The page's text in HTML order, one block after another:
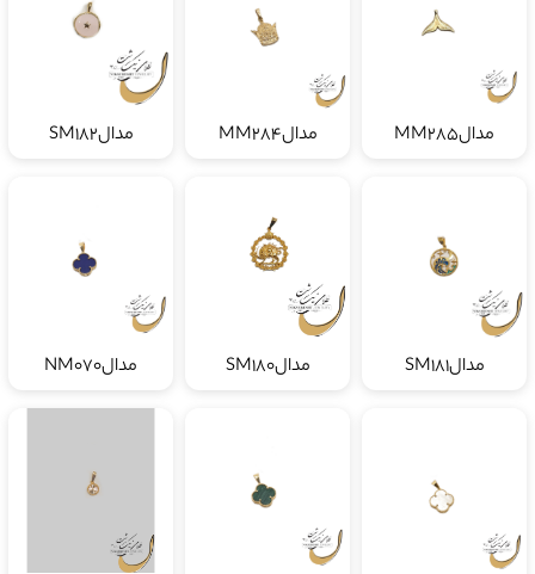
مدالMM285 مدالMM284 مدالSM182
مدالSM181 مدالSM180 مدالNM070